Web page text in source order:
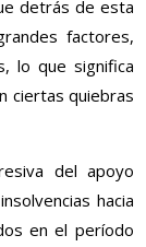
detrás de esta
factores,
lo que significa
ciertas quiebras
del apoyo
hacia
en el período